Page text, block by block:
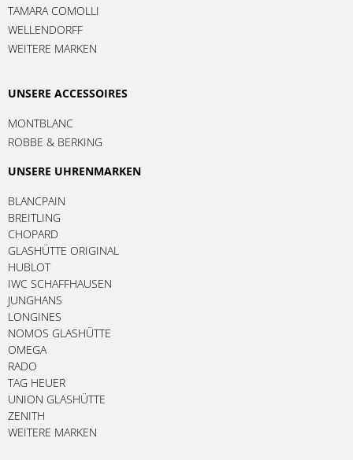
TAMARA COMOLLI
WELLENDORFF
WEITERE MARKEN
UNSERE ACCESSOIRES
MONTBLANC
ROBBE & BERKING
UNSERE UHRENMARKEN
BLANCPAIN
BREITLING
CHOPARD
GLASHÜTTE ORIGINAL
HUBLOT
IWC SCHAFFHAUSEN
JUNGHANS
LONGINES
NOMOS GLASHÜTTE
OMEGA
RADO
TAG HEUER
UNION GLASHÜTTE
ZENITH
WEITERE MARKEN